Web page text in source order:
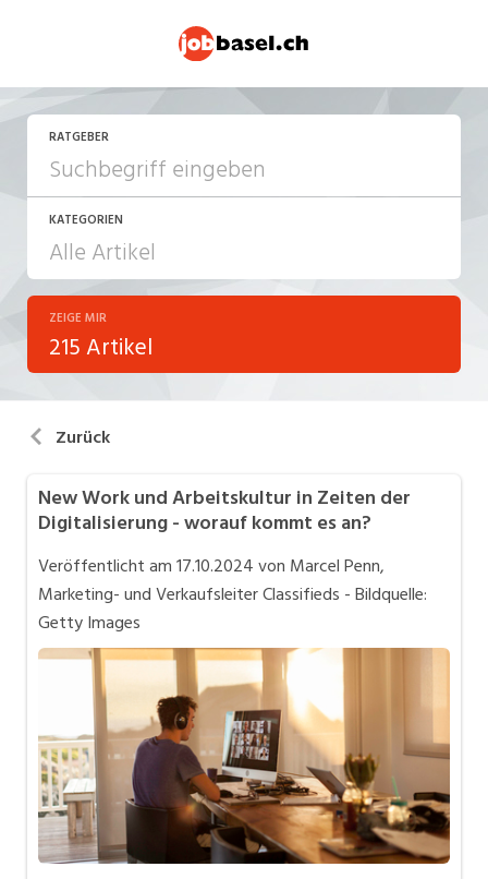
RATGEBER
KATEGORIEN
Arbeitsalltag
Arbeitsrecht
Bewerbung und Karriere
Videos
ZEIGE MIR
215 Artikel
Zurück
New Work und Arbeitskultur in Zeiten der
Digitalisierung - worauf kommt es an?
Veröffentlicht am17.10.2024von Marcel Penn,
Marketing- und Verkaufsleiter Classifieds - Bildquelle:
Getty Images